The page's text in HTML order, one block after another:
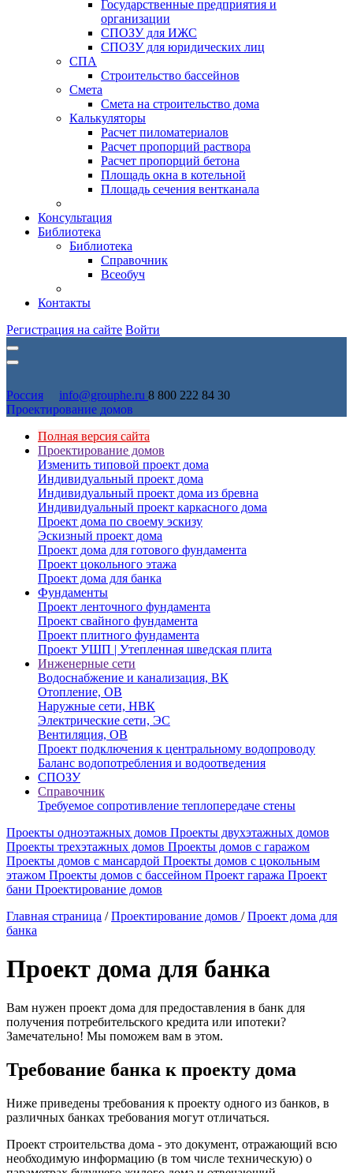
Государственные предприятия и
организации
СПОЗУ для ИЖС
СПОЗУ для юридических лиц
СПА
Строительство бассейнов
Смета
Смета на строительство дома
Калькуляторы
Расчет пиломатериалов
Расчет пропорций раствора
Расчет пропорций бетона
Площадь окна в котельной
Площадь сечения вентканала
Консультация
Библиотека
Библиотека
Справочник
Всеобуч
Контакты
Регистрация на сайте Войти
Россия info@grouphe.ru 8 800 222 84 30
Проектирование домов
Полная версия сайта
Проектирование домов
Изменить типовой проект дома
Индивидуальный проект дома
Индивидуальный проект дома из бревна
Индивидуальный проект каркасного дома
Проект дома по своему эскизу
Эскизный проект дома
Проект дома для готового фундамента
Проект цокольного этажа
Проект дома для банка
Фундаменты
Проект ленточного фундамента
Проект свайного фундамента
Проект плитного фундамента
Проект УШП | Утепленная шведская плита
Инженерные сети
Водоснабжение и канализация, ВК
Отопление, ОВ
Наружные сети, НВК
Электрические сети, ЭС
Вентиляция, ОВ
Проект подключения к центральному водопроводу
Баланс водопотребления и водоотведения
СПОЗУ
Справочник
Требуемое сопротивление теплопередаче стены
Проекты одноэтажных домов Проекты двухэтажных домов
Проекты трехэтажных домов Проекты домов с гаражом
Проекты домов с мансардой Проекты домов с цокольным
этажом Проекты домов с бассейном Проект гаража Проект
бани Проектирование домов
Главная страница / Проектирование домов / Проект дома для
банка
Проект дома для банка
Вам нужен проект дома для предоставления в банк для
получения потребительского кредита или ипотеки?
Замечательно! Мы поможем вам в этом.
Требование банка к проекту дома
Ниже приведены требования к проекту одного из банков, в
различных банках требования могут отличаться.
Проект строительства дома - это документ, отражающий всю
необходимую информацию (в том числе техническую) о